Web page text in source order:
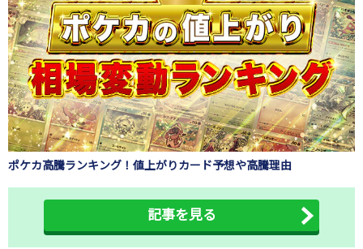
ポケカ高騰ランキング！値上がりカード予想や高騰理由
記事を見る